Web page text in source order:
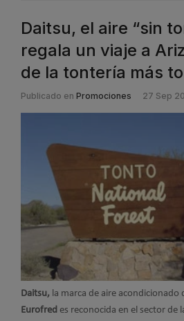
Daitsu, el aire “sin
regala un viaje a
de la tontería más
Publicado en Promociones 27 Sep
Daitsu, la marca de aire
Eurofred es reconocida en el sector de